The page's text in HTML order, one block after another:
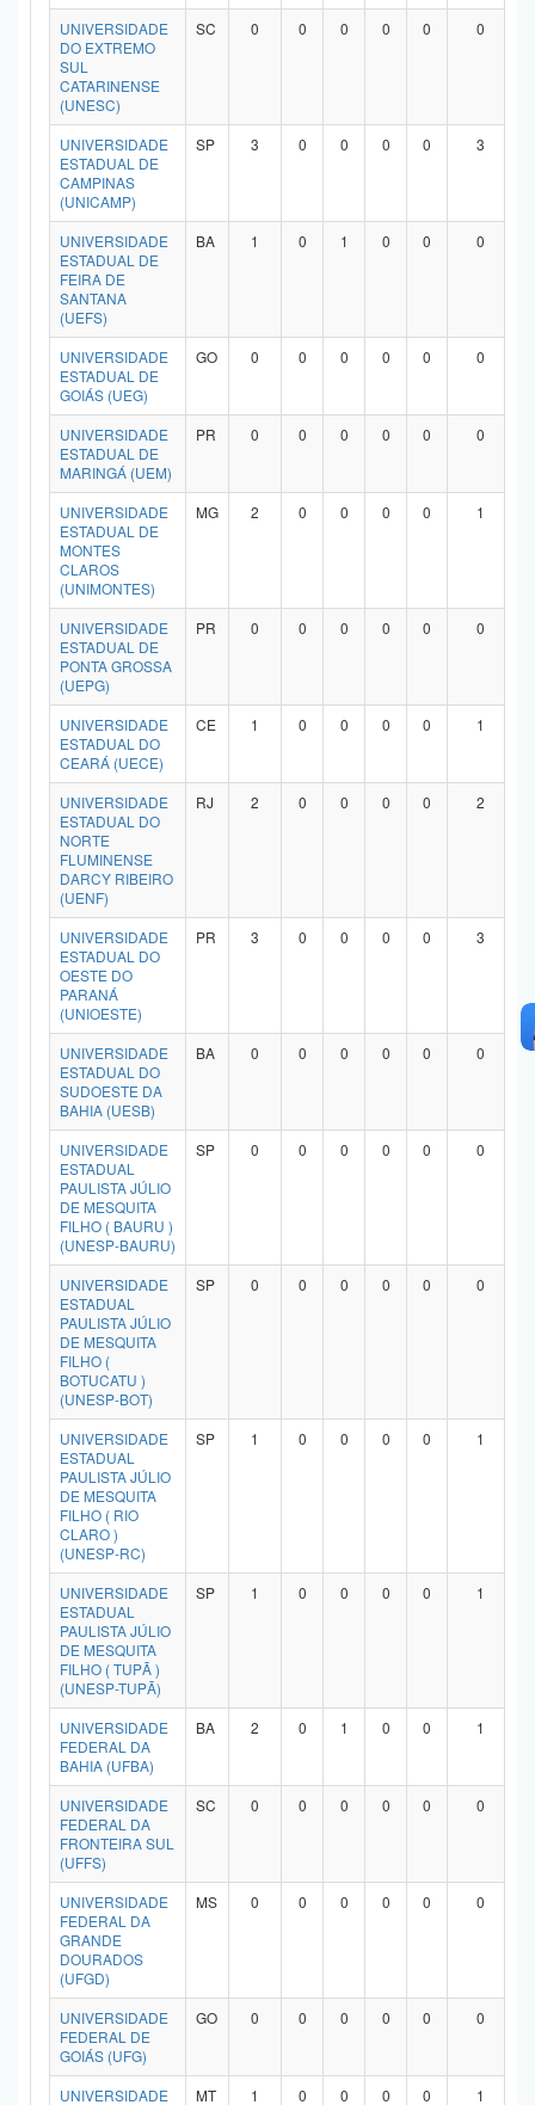
UNIVERSIDADE
DO EXTREMO
SUL
CATARINENSE
(UNESC)
SC 0 0 0 0 0 0
UNIVERSIDADE
ESTADUAL DE
CAMPINAS
(UNICAMP)
SP 3 0 0 0 0 3
UNIVERSIDADE
ESTADUAL DE
FEIRA DE
SANTANA
(UEFS)
BA 1 0 1 0 0 0
UNIVERSIDADE
ESTADUAL DE
GOIÁS (UEG)
GO 0 0 0 0 0 0
UNIVERSIDADE
ESTADUAL DE
MARINGÁ (UEM)
PR 0 0 0 0 0 0
UNIVERSIDADE
ESTADUAL DE
MONTES
CLAROS
(UNIMONTES)
MG 2 0 0 0 0 1
UNIVERSIDADE
ESTADUAL DE
PONTA GROSSA
(UEPG)
PR 0 0 0 0 0 0
UNIVERSIDADE
ESTADUAL DO
CEARÁ (UECE)
CE 1 0 0 0 0 1
UNIVERSIDADE
ESTADUAL DO
NORTE
FLUMINENSE
DARCY RIBEIRO
(UENF)
RJ 2 0 0 0 0 2
UNIVERSIDADE
ESTADUAL DO
OESTE DO
PARANÁ
(UNIOESTE)
PR 3 0 0 0 0 3
UNIVERSIDADE
ESTADUAL DO
SUDOESTE DA
BAHIA (UESB)
BA 0 0 0 0 0 0
UNIVERSIDADE
ESTADUAL
PAULISTA JÚLIO
DE MESQUITA
FILHO ( BAURU )
(UNESP-BAURU)
SP 0 0 0 0 0 0
UNIVERSIDADE
ESTADUAL
PAULISTA JÚLIO
DE MESQUITA
FILHO (
BOTUCATU )
(UNESP-BOT)
SP 0 0 0 0 0 0
UNIVERSIDADE
ESTADUAL
PAULISTA JÚLIO
DE MESQUITA
FILHO ( RIO
CLARO )
(UNESP-RC)
SP 1 0 0 0 0 1
UNIVERSIDADE
ESTADUAL
PAULISTA JÚLIO
DE MESQUITA
FILHO ( TUPÃ )
(UNESP-TUPÃ)
SP 1 0 0 0 0 1
UNIVERSIDADE
FEDERAL DA
BAHIA (UFBA)
BA 2 0 1 0 0 1
UNIVERSIDADE
FEDERAL DA
FRONTEIRA SUL
(UFFS)
SC 0 0 0 0 0 0
UNIVERSIDADE
FEDERAL DA
GRANDE
DOURADOS
(UFGD)
MS 0 0 0 0 0 0
UNIVERSIDADE
FEDERAL DE
GOIÁS (UFG)
GO 0 0 0 0 0 0
UNIVERSIDADE
MT 1 0 0 0 0 1